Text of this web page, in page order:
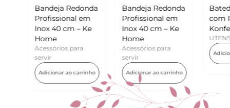
Bandeja Redonda
Profissional em
Inox 40 cm – Ke
Home
Acessórios para
servir
Adicionar ao carrinho
Batedor de Ovos
com Raspador –
Konfektt
UTENSÍLIOS
Adicionar ao carrinho